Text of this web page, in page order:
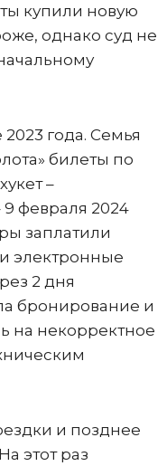
купили новую
однако суд не
года. Семья
билеты по
–
9 февраля 2024
заплатили
электронные
2 дня
бронирование и
на некорректное
и позднее
этот раз